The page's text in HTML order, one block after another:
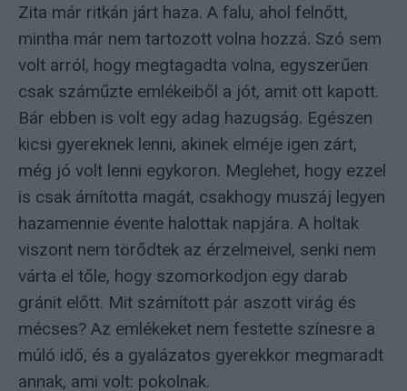
Zita már ritkán járt haza. A falu, ahol felnőtt,
mintha már nem tartozott volna hozzá. Szó sem
volt arról, hogy megtagadta volna, egyszerűen
csak száműzte emlékeiből a jót, amit ott kapott.
Bár ebben is volt egy adag hazugság. Egészen
kicsi gyereknek lenni, akinek elméje igen zárt,
még jó volt lenni egykoron. Meglehet, hogy ezzel
is csak ámította magát, csakhogy muszáj legyen
hazamennie évente halottak napjára. A holtak
viszont nem törődtek az érzelmeivel, senki nem
várta el tőle, hogy szomorkodjon egy darab
gránit előtt. Mit számított pár aszott virág és
mécses? Az emlékeket nem festette színesre a
múló idő, és a gyalázatos gyerekkor megmaradt
annak, ami volt: pokolnak.